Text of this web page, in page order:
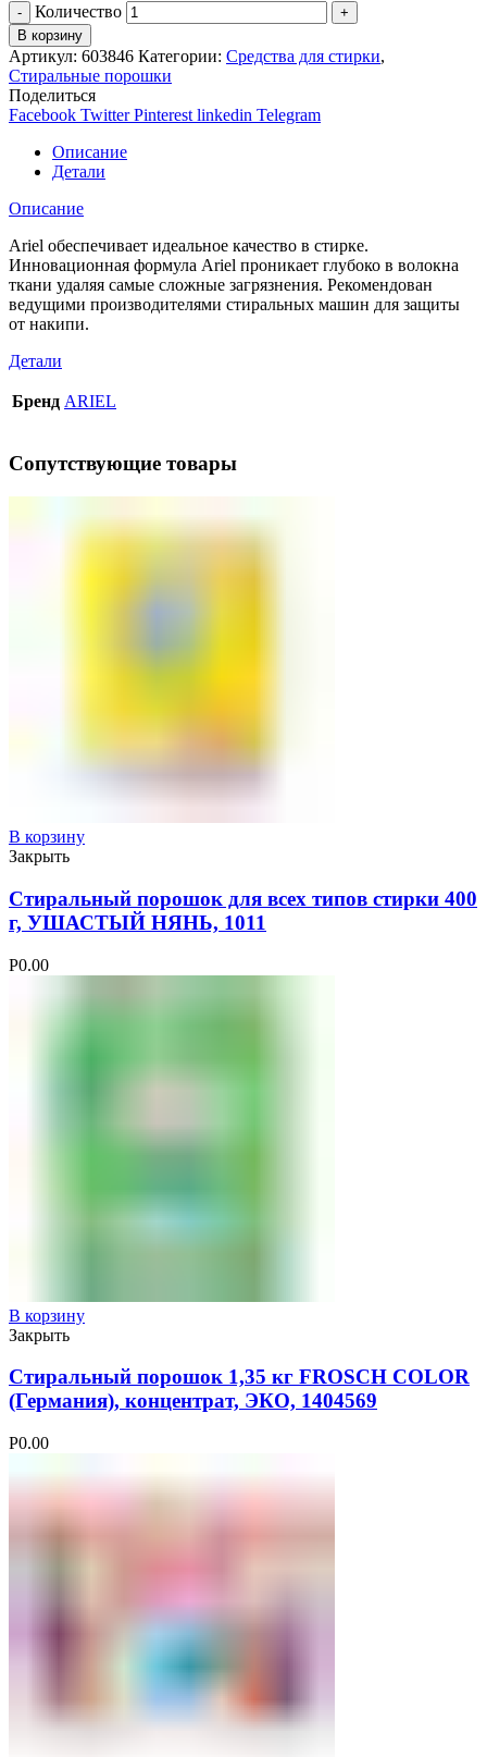
Количество
В корзину
Артикул: 603846 Категории: Средства для стирки,
Стиральные порошки
Поделиться
Facebook Twitter Pinterest linkedin Telegram
Описание
Детали
Описание
Ariel обеспечивает идеальное качество в стирке.
Инновационная формула Ariel проникает глубоко в волокна
ткани удаляя самые сложные загрязнения. Рекомендован
ведущими производителями стиральных машин для защиты
от накипи.
Детали
Бренд ARIEL
Сопутствующие товары
В корзину
Закрыть
Стиральный порошок для всех типов стирки 400
г, УШАСТЫЙ НЯНЬ, 1011
Р0.00
В корзину
Закрыть
Стиральный порошок 1,35 кг FROSCH COLOR
(Германия), концентрат, ЭКО, 1404569
Р0.00